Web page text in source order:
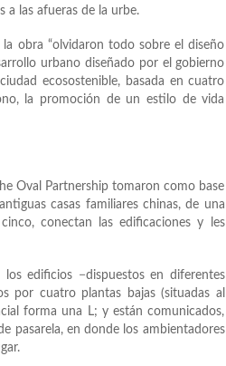
a las afueras de la urbe.
obra “olvidaron todo sobre el diseño
urbano diseñado por el gobierno
ecosostenible, basada en cuatro
la promoción de un estilo de vida
Oval Partnership tomaron como base
casas familiares chinas, de una
conectan las edificaciones y les
edificios −dispuestos en diferentes
por cuatro plantas bajas (situadas al
forma una L; y están comunicados,
pasarela, en donde los ambientadores